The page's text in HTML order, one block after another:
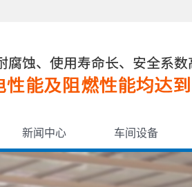
新闻中心 车间设备